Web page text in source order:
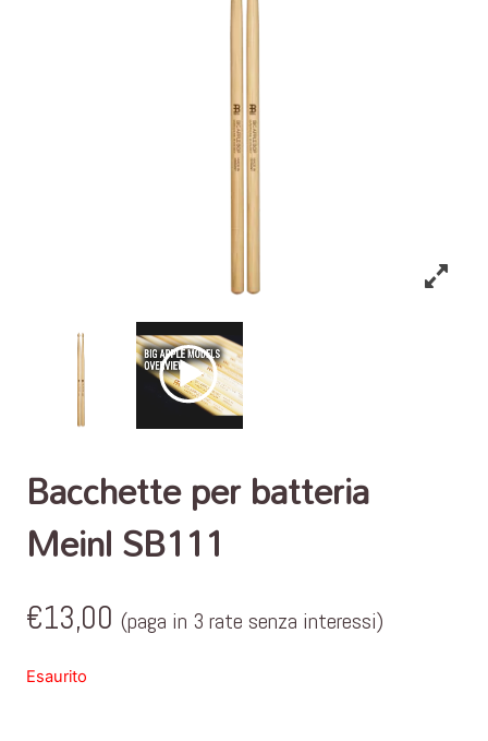
Bacchette per batteria
Meinl SB111
€13,00 (paga in 3 rate senza interessi)
Esaurito